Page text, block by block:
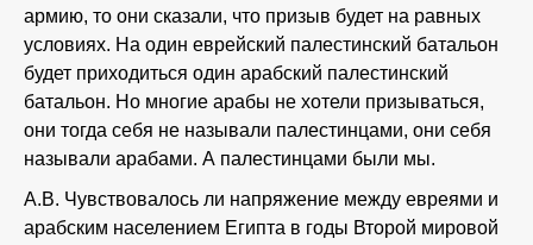
армию, то они сказали, что призыв будет на равных
условиях. На один еврейский палестинский батальон
будет приходиться один арабский палестинский
батальон. Но многие арабы не хотели призываться,
они тогда себя не называли палестинцами, они себя
называли арабами. А палестинцами были мы.
А.В. Чувствовалось ли напряжение между евреями и
арабским населением Египта в годы Второй мировой